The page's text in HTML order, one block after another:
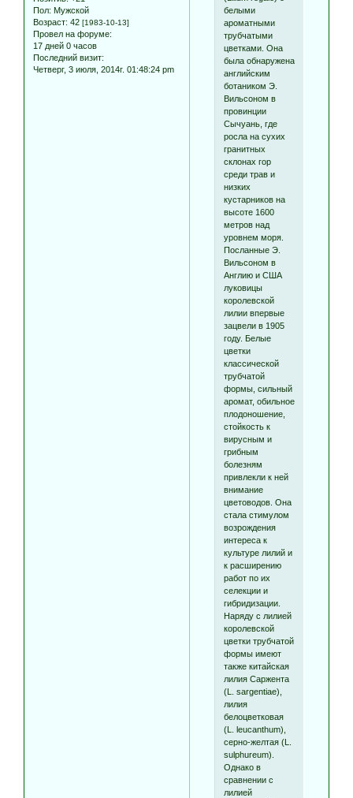
Пол: Мужской
Возраст: 42 [1983-10-13]
Провел на форуме:
17 дней 0 часов
Последний визит:
Четверг, 3 июля, 2014г. 01:48:24 pm
белыми
ароматными
трубчатыми
цветками. Она
была обнаружена
английским
ботаником Э.
Вильсоном в
провинции
Сычуань, где
росла на сухих
гранитных
склонах гор
среди трав и
низких
кустарников на
высоте 1600
метров над
уровнем моря.
Посланные Э.
Вильсоном в
Англию и США
луковицы
королевской
лилии впервые
зацвели в 1905
году. Белые
цветки
классической
трубчатой
формы, сильный
аромат, обильное
плодоношение,
стойкость к
вирусным и
грибным
болезням
привлекли к ней
внимание
цветоводов. Она
стала стимулом
возрождения
интереса к
культуре лилий и
к расширению
работ по их
селекции и
гибридизации.
Наряду с лилией
королевской
цветки трубчатой
формы имеют
также китайская
лилия Саржента
(L. sargentiae),
лилия
белоцветковая
(L. leucanthum),
серно-желтая (L.
sulphureum).
Однако в
сравнении с
лилией